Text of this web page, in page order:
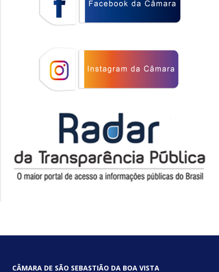
CÂMARA DE SÃO SEBASTIÃO DA BOA VISTA